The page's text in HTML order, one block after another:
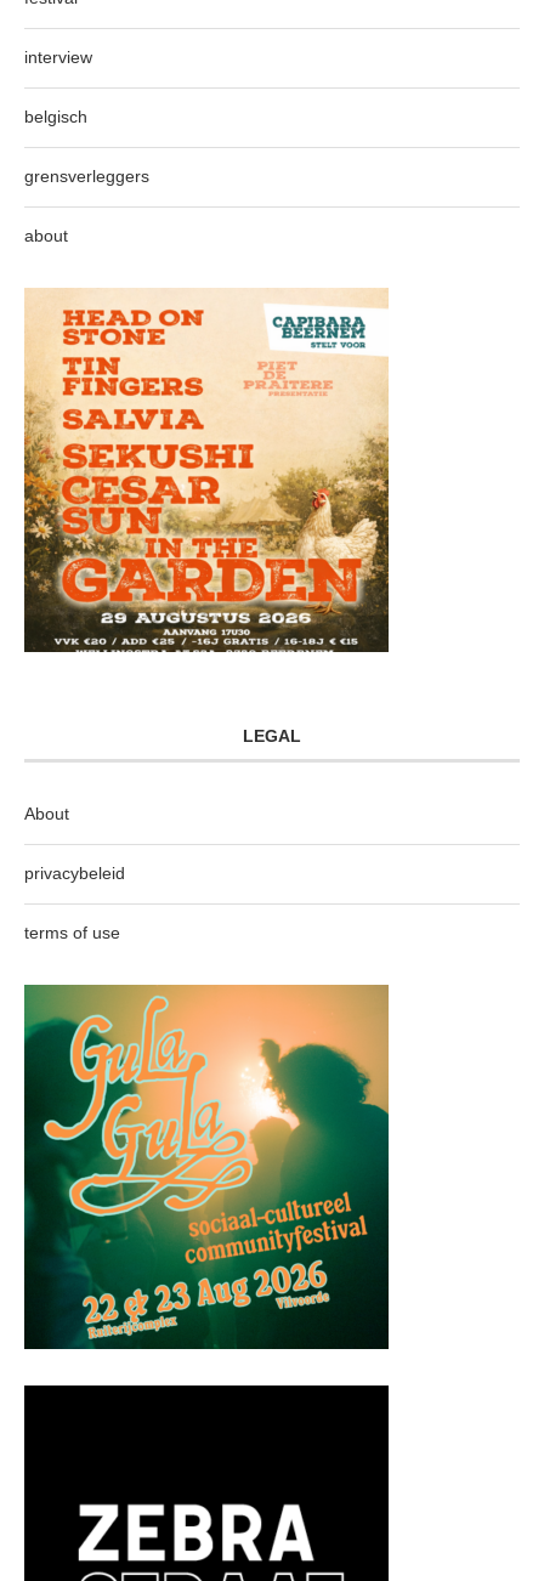
interview
belgisch
grensverleggers
about
LEGAL
About
privacybeleid
terms of use